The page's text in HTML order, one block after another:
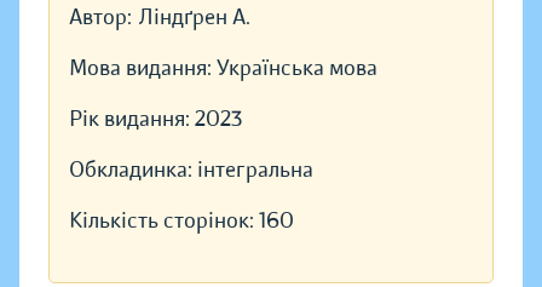
Автор: Ліндґрен А.
Мова видання: Українська мова
Рік видання: 2023
Обкладинка: інтегральна
Кількість сторінок: 160